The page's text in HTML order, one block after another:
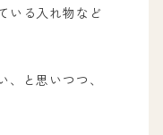
いる入れ物など
と思いつつ、